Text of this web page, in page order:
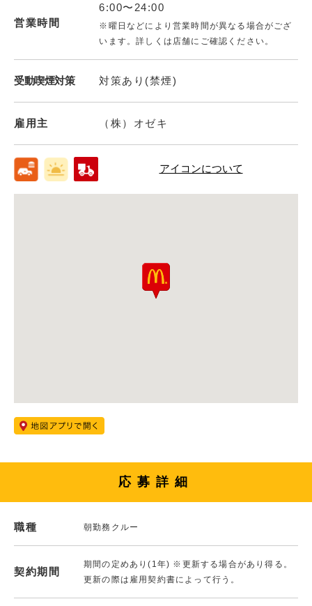
営業時間
6:00〜24:00
※曜日などにより営業時間が異なる場合がござ
います。詳しくは店舗にご確認ください。
受動喫煙対策 対策あり(禁煙)
雇用主 （株）オゼキ
アイコンについて
応募詳細
職種 朝勤務クルー
契約期間
期間の定めあり(1年) ※更新する場合があり得る。
更新の際は雇用契約書によって行う。